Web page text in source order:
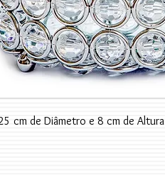
cm de Diâmetro e 8 cm de Altura